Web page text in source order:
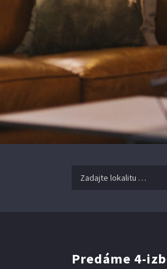
Zadajte lokalitu
Predáme 4-